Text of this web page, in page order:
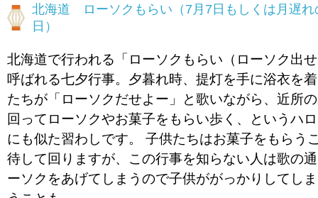
北海道 ローソクもらい（7月7日もしくは月遅れ
日）
北海道で行われる「ローソクもらい（ローソク出
呼ばれる七夕行事。夕暮れ時、提灯を手に浴衣を
たちが「ローソクだせよー」と歌いながら、近所
回ってローソクやお菓子をもらい歩く、というハ
にも似た習わしです。 子供たちはお菓子をもらう
待して回りますが、この行事を知らない人は歌の
ーソクをあげてしまうので子供ががっかりしてし